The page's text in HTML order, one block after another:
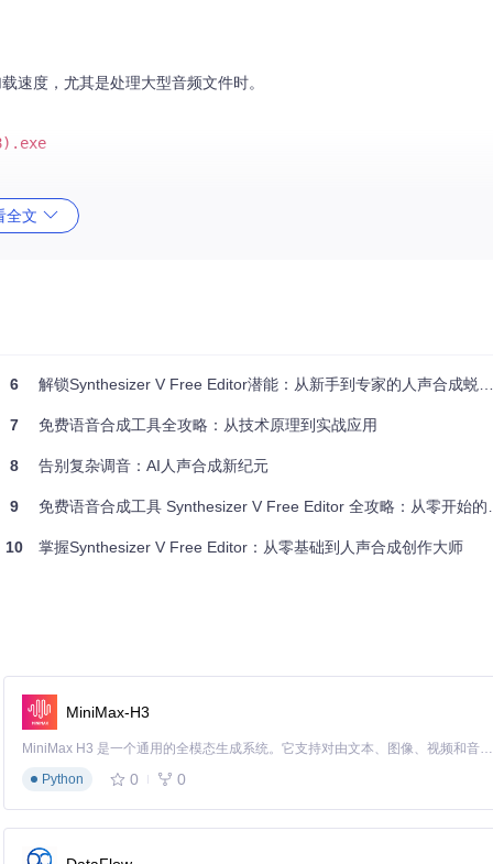
速度，尤其是处理大型音频文件时。
文件
创作文件。
全文
6 解锁Synthesizer V Free Editor潜能：从新手到专家的人声合成蜕变指南
7 免费语音合成工具全攻略：从技术原理到实战应用
8 告别复杂调音：AI人声合成新纪元
9 免费语音合成工具 Synthesizer V Free Editor 全攻略：从零开始的音频创作之旅
10 掌握Synthesizer V Free Editor：从零基础到人声合成创作大师
MiniMax-H3
MiniMax H3 是一个通用的全模态生成系统。它支持对由文本、图像、视频和音频组成的多模态上下文进行统一理解，并能生成分辨率高达 2K、时长可达 15 秒的带原生立体声音频的视频。得益于面向任务泛化的系统设计，H3 在预训练阶段就已具备广泛的多模态上下文理解与生成能力，能够出色地执行复杂的多模态指令。
Python
0 0